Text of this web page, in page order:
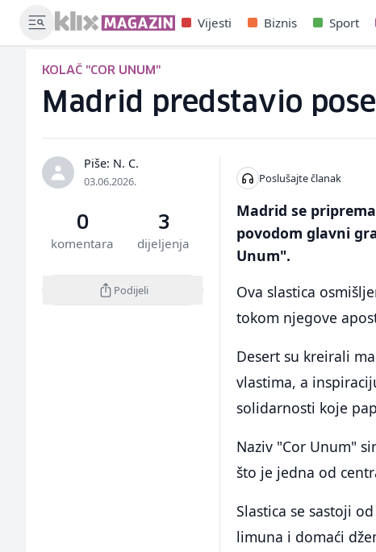
Vijesti Biznis Sport
KOLAČ "COR UNUM"
Madrid predstavio
Piše: N. C.
03.06.2026.
0
komentara
3
dijeljenja
Podijeli
Poslušajte članak
Madrid se
povodom glavni
Unum".
Ova slastica
tokom njegove
Desert su kreirali
vlastima, a
solidarnosti koje
Naziv "Cor Unum"
što je jedna od
Slastica se sastoji
limuna i domaći